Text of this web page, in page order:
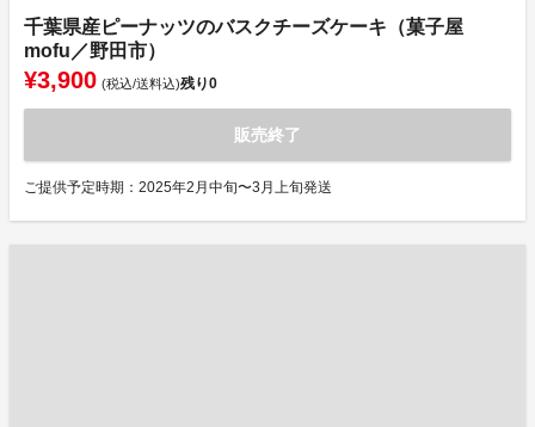
千葉県産ピーナッツのバスクチーズケーキ（菓子屋
mofu／野田市）
¥3,900 (税込/送料込)残り0
販売終了
ご提供予定時期：2025年2月中旬〜3月上旬発送